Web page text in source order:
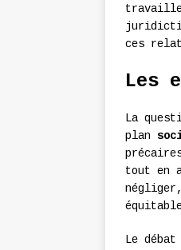
ces
Les
La
plan
tout en
Le